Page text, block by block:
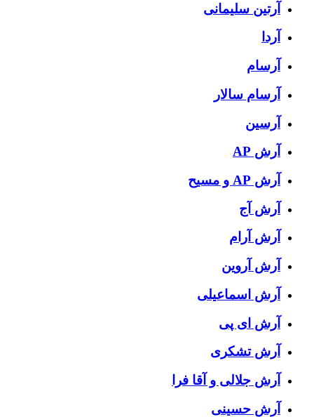
آرتین سلیمانی
آردا
آرسام
آرسام سالار
آرسین
آرش AP
آرش AP و مسیح
آرش آج
آرش آرام
آرش آروین
آرش اسماعیلی
آرش ای پی
آرش تشکری
آرش جلالی و آقا فرا
آرش حسینی